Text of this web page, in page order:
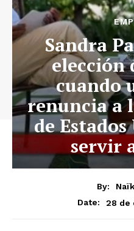
Sandra
elección
cuando
renuncia a
de
servir
By:
Date:
28 de